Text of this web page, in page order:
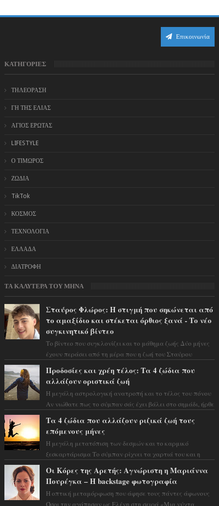
Επικοινωνία
ΚΑΤΗΓΟΡΙΕΣ
ΤΗΛΕΟΡΑΣΗ
ΓΗ ΤΗΣ ΕΛΙΑΣ
ΑΓΙΟΣ ΕΡΩΤΑΣ
LIFESTYLE
Ο ΤΙΜΩΡΟΣ
ΖΩΔΙΑ
TikTok
ΚΟΣΜΟΣ
ΤΕΧΝΟΛΟΓΙΑ
ΕΛΛΑΔΑ
ΔΙΑΤΡΟΦΗ
ΤΑ ΚΑΛΥΤΕΡΑ ΤΟΥ ΜΗΝΑ
Σταύρος Φλώρος: Η στιγμή που σηκώνεται από
το αμαξίδιο και στέκεται όρθιος ξανά - Το νέο
συγκινητικό βίντεο
Το βίντεο που συγκλονίζει και το μάθημα ζωής Δύο μήνες
έχουν περάσει από τη μέρα που η ζωή του Σταύρου
Προδοσίες και χρέη τέλος: Τα 4 ζώδια που
αλλάζουν οριστικά ζωή
Η μεγάλη αστρολογική ανατροπή και το τέλος του πόνου
Αν νιώθατε πως το σύμπαν σάς έχει βάλει στο σημάδι, ήρθε
Τα 4 ζώδια που αλλάζουν ριζικά ζωή τους
επόμενους μήνες
Η μεγάλη μετατόπιση των δεσμών και το καρμικό
ξεσκαρτάρισμα Το σύμπαν ρίχνει τα χαρτιά του και η
Οι Κόρες της Αρετής: Αγνώριστη η Μαριάννα
Πουρέγκα – H backstage φωτογραφία
Η οπτική μεταμόρφωση που άφησε τους πάντες άφωνους